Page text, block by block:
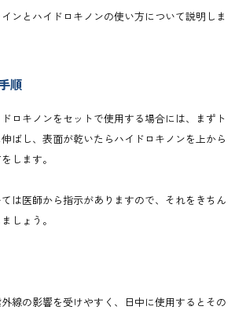
ンとハイドロキノンの使い方について説明しま
順
ロキノンをセットで使用する場合には、まずト
ばし、表面が乾いたらハイドロキノンを上から
します。
は医師から指示がありますので、それをきちん
しょう。
線の影響を受けやすく、日中に使用するとその